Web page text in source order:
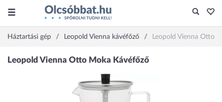
Háztartási gép Leopold Vienna kávéfőző Leopold Vienna Otto